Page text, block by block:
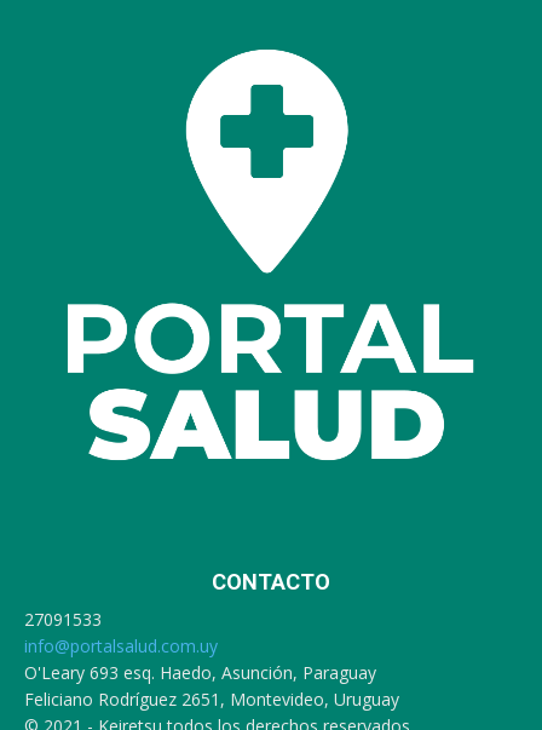
CONTACTO
27091533
info@portalsalud.com.uy
O'Leary 693 esq. Haedo, Asunción, Paraguay
Feliciano Rodríguez 2651, Montevideo, Uruguay